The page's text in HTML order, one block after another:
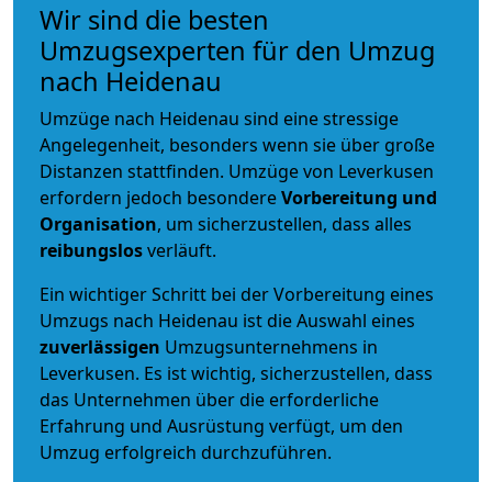
Wir sind die besten
Umzugsexperten für den Umzug
nach Heidenau
Umzüge nach Heidenau sind eine stressige
Angelegenheit, besonders wenn sie über große
Distanzen stattfinden. Umzüge von Leverkusen
erfordern jedoch besondereVorbereitung und
Organisation, um sicherzustellen, dass alles
reibungslosverläuft.
Ein wichtiger Schritt bei der Vorbereitung eines
Umzugs nach Heidenau ist die Auswahl eines
zuverlässigen Umzugsunternehmens in
Leverkusen. Es ist wichtig, sicherzustellen, dass
das Unternehmen über die erforderliche
Erfahrung und Ausrüstung verfügt, um den
Umzug erfolgreich durchzuführen.